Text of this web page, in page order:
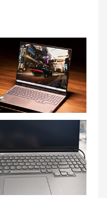
联想拯救者Y9000K笔记本重装系统步骤详解，让你轻松搞定！